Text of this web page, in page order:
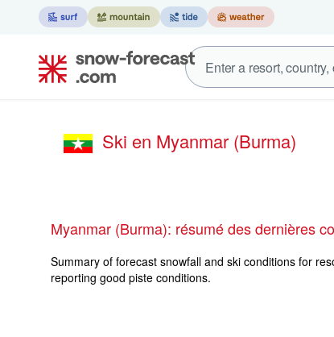
Ski en Myanmar (Burma)
Myanmar (Burma): résumé des dernières
Summary of forecast snowfall and ski conditions for
reporting good piste conditions.